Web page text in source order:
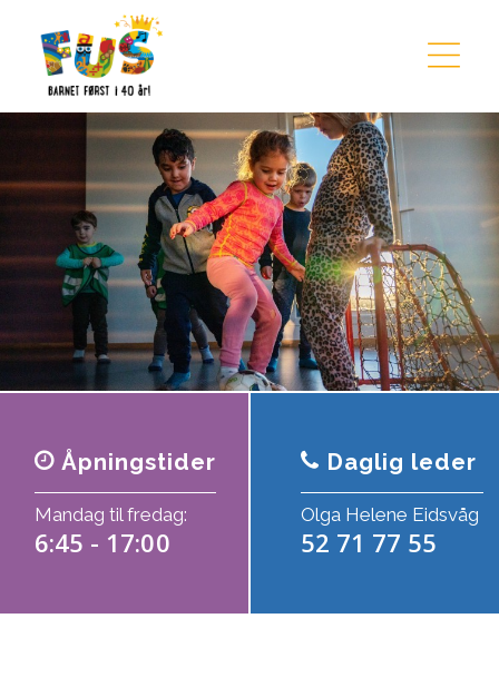
Hopp til innhold
Åpningstider
Mandag til fredag:
6:45 - 17:00
Daglig leder
Olga Helene Eidsvåg
52 71 77 55